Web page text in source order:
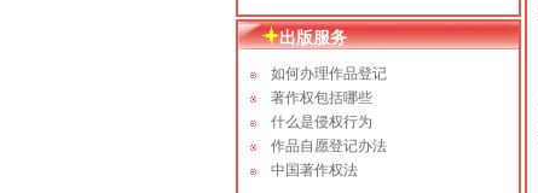
出版服务
如何办理作品登记
著作权包括哪些
什么是侵权行为
作品自愿登记办法
中国著作权法